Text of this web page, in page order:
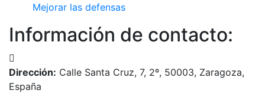
Mejorar las defensas
Información de contacto:
Dirección: Calle Santa Cruz, 7, 2º, 50003, Zaragoza,
España